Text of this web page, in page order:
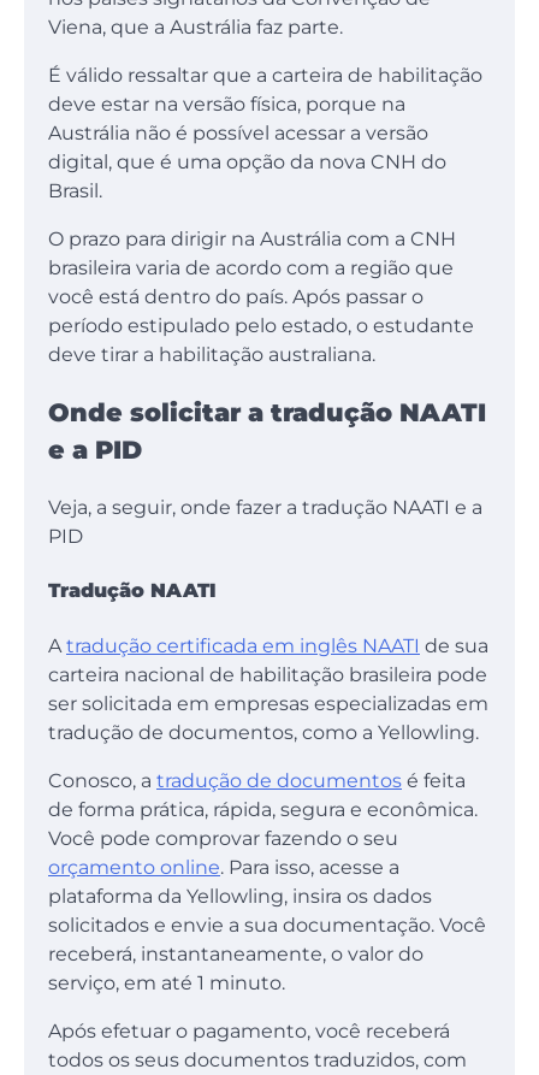
Viena, que a Austrália faz parte.
É válido ressaltar que a carteira de habilitação
deve estar na versão física, porque na
Austrália não é possível acessar a versão
digital, que é uma opção da nova CNH do
Brasil.
O prazo para dirigir na Austrália com a CNH
brasileira varia de acordo com a região que
você está dentro do país. Após passar o
período estipulado pelo estado, o estudante
deve tirar a habilitação australiana.
Onde solicitar a tradução NAATI
e a PID
Veja, a seguir, onde fazer a tradução NAATI e a
PID
Tradução NAATI
A tradução certificada em inglês NAATI de sua
carteira nacional de habilitação brasileira pode
ser solicitada em empresas especializadas em
tradução de documentos, como a Yellowling.
Conosco, a tradução de documentos é feita
de forma prática, rápida, segura e econômica.
Você pode comprovar fazendo o seu
orçamento online. Para isso, acesse a
plataforma da Yellowling, insira os dados
solicitados e envie a sua documentação. Você
receberá, instantaneamente, o valor do
serviço, em até 1 minuto.
Após efetuar o pagamento, você receberá
todos os seus documentos traduzidos, com